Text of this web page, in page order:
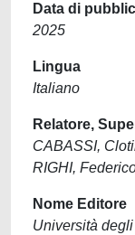
Data di
2025
Lingua
Italiano
Relatore,
CABASSI,
RIGHI,
Nome Editore
Università